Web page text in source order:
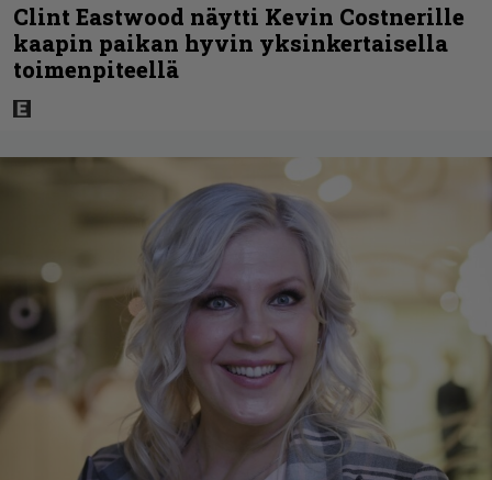
Clint Eastwood näytti Kevin Costnerille
kaapin paikan hyvin yksinkertaisella
toimenpiteellä